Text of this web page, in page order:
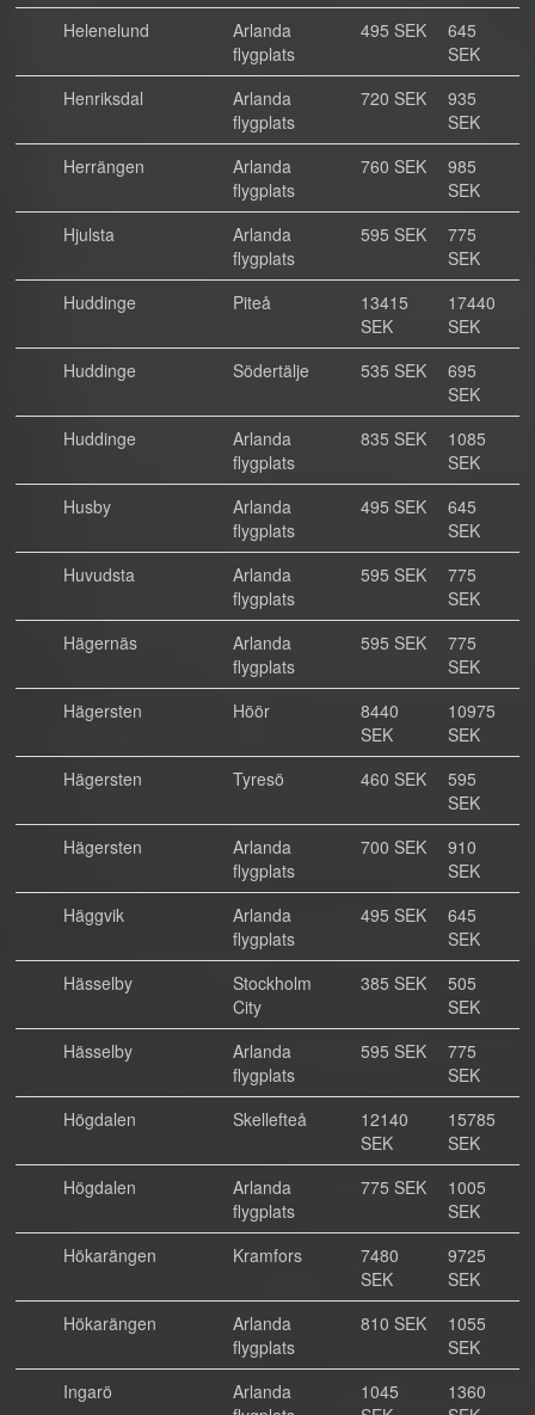
Helenelund
Arlanda
flygplats
495 SEK
645
SEK
Henriksdal
Arlanda
flygplats
720 SEK
935
SEK
Herrängen
Arlanda
flygplats
760 SEK
985
SEK
Hjulsta
Arlanda
flygplats
595 SEK
775
SEK
Huddinge
Piteå
13415
SEK
17440
SEK
Huddinge
Södertälje 535 SEK
695
SEK
Huddinge
Arlanda
flygplats
835 SEK
1085
SEK
Husby
Arlanda
flygplats
495 SEK
645
SEK
Huvudsta
Arlanda
flygplats
595 SEK
775
SEK
Hägernäs
Arlanda
flygplats
595 SEK
775
SEK
Hägersten
Höör
8440
SEK
10975
SEK
Hägersten
Tyresö 460 SEK
595
SEK
Hägersten
Arlanda
flygplats
700 SEK
910
SEK
Häggvik
Arlanda
flygplats
495 SEK
645
SEK
Hässelby
Stockholm
City
385 SEK
505
SEK
Hässelby
Arlanda
flygplats
595 SEK
775
SEK
Högdalen
Skellefteå
12140
SEK
15785
SEK
Högdalen
Arlanda
flygplats
775 SEK
1005
SEK
Hökarängen
Kramfors
7480
SEK
9725
SEK
Hökarängen
Arlanda
flygplats
810 SEK
1055
SEK
Ingarö
Arlanda
1045
1360